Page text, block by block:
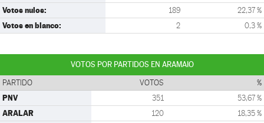
Votos nulos: 189 22,37 %
Votos en blanco: 2 0,3 %
VOTOS POR PARTIDOS EN ARAMAIO
PARTIDO VOTOS %
PNV 351 53,67 %
ARALAR 120 18,35 %